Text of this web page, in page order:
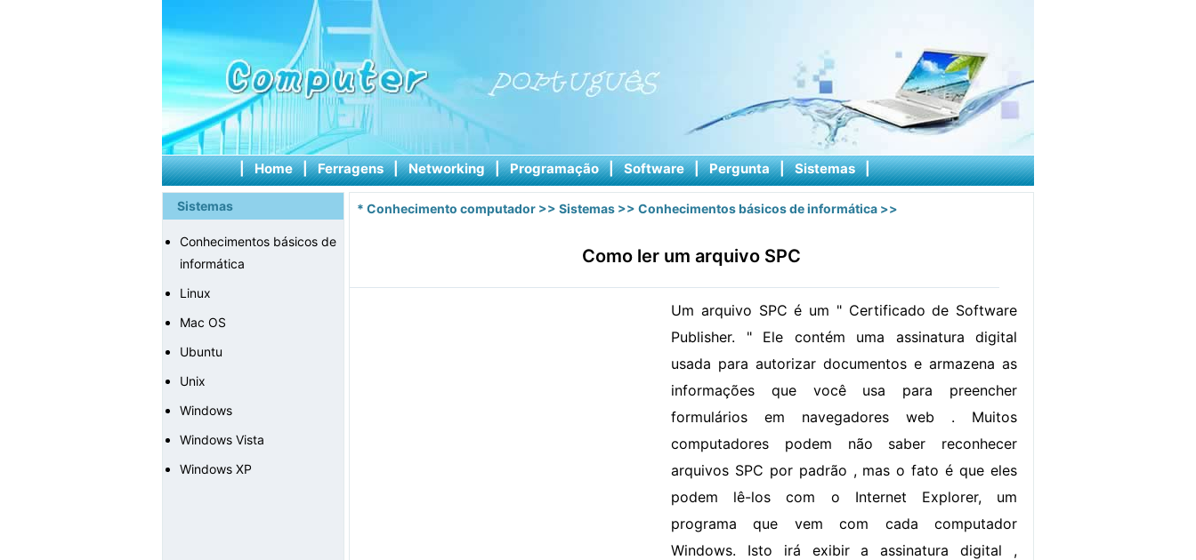
| Home | Ferragens | Networking | Programação | Software | Pergunta | Sistemas |
Sistemas
Conhecimentos básicos de
informática
Linux
Mac OS
Ubuntu
Unix
Windows
Windows Vista
Windows XP
* Conhecimento computador >> Sistemas >> Conhecimentos básicos de informática >>
Como ler um arquivo SPC
Um arquivo SPC é um " Certificado de Software
Publisher. " Ele contém uma assinatura digital
usada para autorizar documentos e armazena as
informações que você usa para preencher
formulários em navegadores web . Muitos
computadores podem não saber reconhecer
arquivos SPC por padrão , mas o fato é que eles
podem lê-los com o Internet Explorer, um
programa que vem com cada computador
Windows. Isto irá exibir a assinatura digital ,